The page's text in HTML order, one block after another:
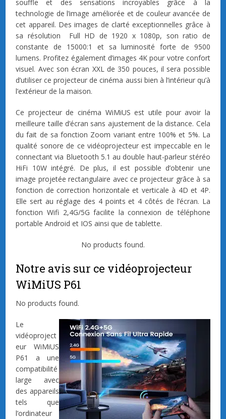
souffle et des sensations incroyables grâce à la
technologie de l’image améliorée et de couleur avancée de
cet appareil. Des images de clarté exceptionnelles grâce à
sa résolution Full HD de 1920 x 1080p, son ratio de
constante de 15000:1 et sa luminosité forte de 9500
lumens. Profitez également d’images 4K pour votre confort
visuel. Avec son écran XXL de 350 pouces, il sera possible
d’utiliser ce projecteur de cinéma aussi bien à l’intérieur qu’à
l’extérieur de la maison.
Ce projecteur de cinéma WiMiUS est utile pour avoir la
meilleure taille d’écran sans ajustement de la distance. Cela
du fait de sa fonction Zoom variant entre 100% et 5%. La
qualité sonore de ce vidéoprojecteur est impeccable en le
connectant via Bluetooth 5.1 au double haut-parleur stéréo
HiFi 10W intégré. De plus, il est possible d’obtenir une
image projetée rectangulaire avec ce projecteur grâce à sa
fonction de correction horizontale et verticale à 4D et 4P.
Elle sert au réglage des 4 points et 4 côtés de l’écran. La
fonction Wifi 2,4G/5G facilite la connexion de téléphone
portable Android et IOS ainsi que de tablette.
No products found.
Notre avis sur ce vidéoprojecteur
WiMiUS P61
No products found.
Le
vidéoproject
eur WiMiUS
P61 a une
compatibilité
large avec
des appareils
tels que
l’ordinateur